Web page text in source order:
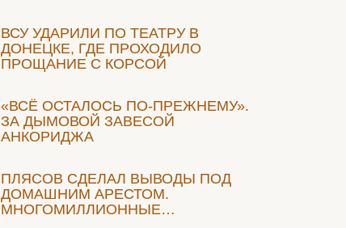
ВСУ УДАРИЛИ ПО ТЕАТРУ В
ДОНЕЦКЕ, ГДЕ ПРОХОДИЛО
ПРОЩАНИЕ С КОРСОЙ
«ВСЁ ОСТАЛОСЬ ПО-ПРЕЖНЕМУ».
ЗА ДЫМОВОЙ ЗАВЕСОЙ
АНКОРИДЖА
ПЛЯСОВ СДЕЛАЛ ВЫВОДЫ ПОД
ДОМАШНИМ АРЕСТОМ.
МНОГОМИЛЛИОННЫЕ…